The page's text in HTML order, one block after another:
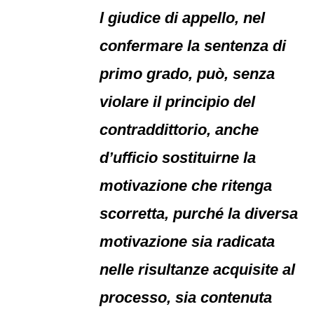
l giudice di appello, nel
confermare la sentenza di
primo grado, può, senza
violare il principio del
contraddittorio, anche
d’ufficio sostituirne la
motivazione che ritenga
scorretta, purché la diversa
motivazione sia radicata
nelle risultanze acquisite al
processo, sia contenuta